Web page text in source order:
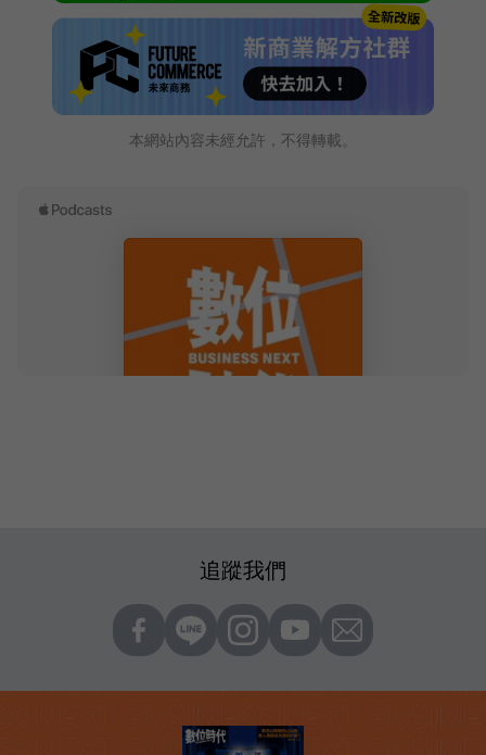
本網站內容未經允許，不得轉載。
追蹤我們